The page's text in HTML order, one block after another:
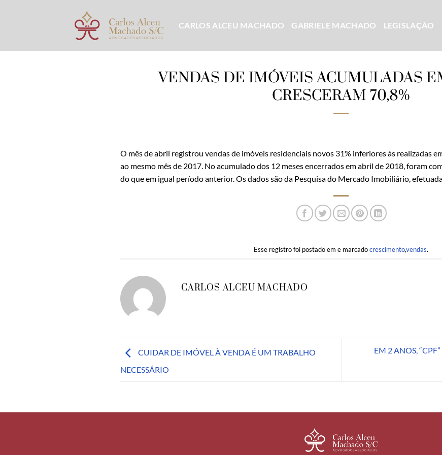
CARLOS ALCEU MACHADO GABRIELE MACHADO LEGISLAÇÃO
VENDAS DE IMÓVEIS ACUMULADAS
CRESCERAM 70,8%
O mês de abril registrou vendas de imóveis residenciais novos 31% inferiores às realizadas
ao mesmo mês de 2017. No acumulado dos 12 meses encerrados em abril de 2018, foram
do que em igual período anterior. Os dados são da Pesquisa do Mercado Imobiliário,
Esse registro foi postado em e marcadocrescimento,vendas.
CARLOS ALCEU MACHADO
CUIDAR DE IMÓVEL À VENDA É UM TRABALHO
NECESSÁRIO
EM 2 ANOS,